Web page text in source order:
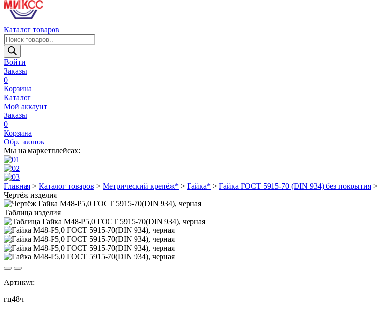
Каталог товаров
Поиск
товаров
Войти
Заказы
0
Корзина
Каталог
Мой аккаунт
Заказы
0
Корзина
Обр. звонок
Мы на маркетплейсах:
Главная > Каталог товаров > Метрический крепёж* > Гайка* > Гайка ГОСТ 5915-70 (DIN 934) без покрытия >
Чертёж изделия
Таблица изделия
Артикул:
гц48ч